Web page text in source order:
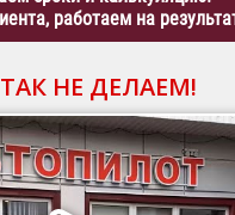
работаем на
НЕ ДЕЛАЕМ!